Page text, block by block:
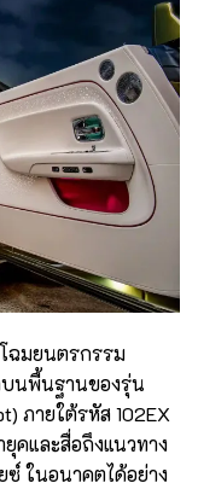
ฉมยนตรกรรม
นพื้นฐานของรุ่น
ภายใต้รหัส 102EX
คและสื่อถึงแนวทาง
ในอนาคตได้อย่าง